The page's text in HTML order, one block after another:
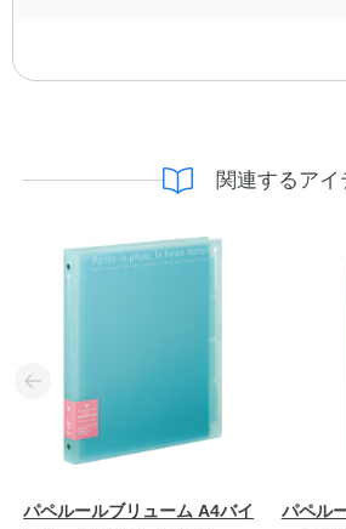
関連するアイ
パペルールブリューム A4バイ
パペル